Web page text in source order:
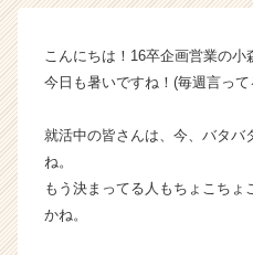
が
く
就
サ
チ
こんにちは！16卒企画営業の小
今日も暑いですね！(毎週言って
就活中の皆さんは、今、バタバ
ね。
もう決まってる人もちょこち
かね。